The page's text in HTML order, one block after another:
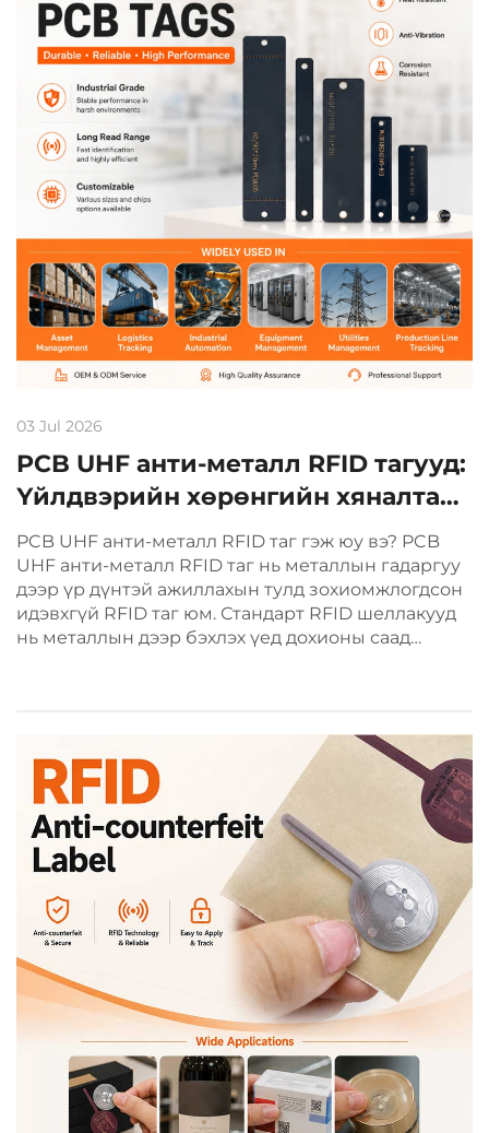
03 Jul 2026
PCB UHF анти-металл RFID тагууд:
Үйлдвэрийн хөрөнгийн хяналтанд
надежд шийдэл
PCB UHF анти-металл RFID таг гэж юу вэ? PCB
UHF анти-металл RFID таг нь металлын гадаргуу
дээр үр дүнтэй ажиллахын тулд зохиомжлогдсон
идэвхгүй RFID таг юм. Стандарт RFID шеллакууд
нь металлын дээр бэхлэх үед дохионы саад